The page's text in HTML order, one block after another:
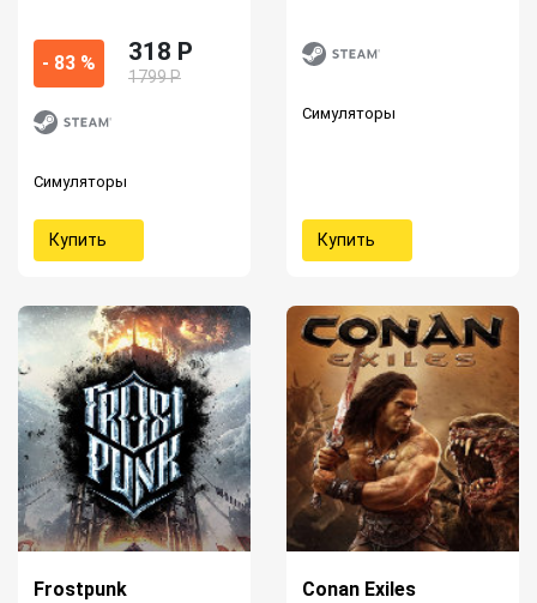
- 83 % 318 P
1799 Р
Симуляторы
Купить
Симуляторы
Купить
Frostpunk Conan Exiles